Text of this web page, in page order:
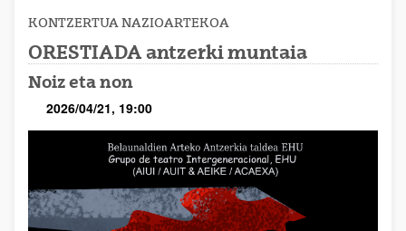
KONTZERTUA NAZIOARTEKOA
ORESTIADA antzerki muntaia
Noiz eta non
2026/04/21, 19:00